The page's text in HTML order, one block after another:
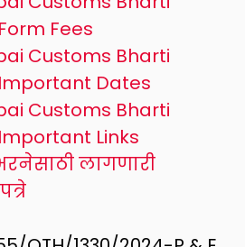
Fees
Customs Bharti
Dates
Customs Bharti
Links
लागणारी